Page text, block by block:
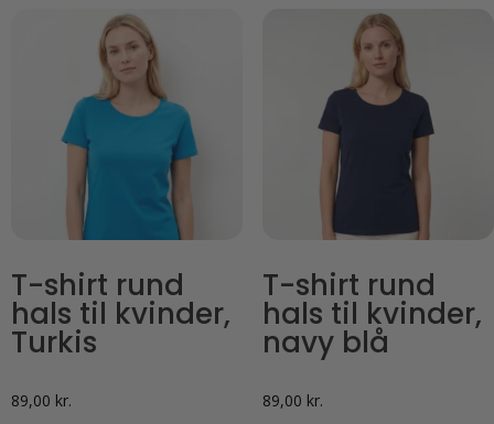
T-shirt rund
hals til kvinder,
Turkis
89,00 kr.
T-shirt rund
hals til kvinder,
navy blå
89,00 kr.